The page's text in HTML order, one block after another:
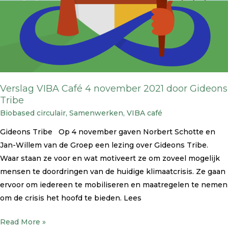
Verslag VIBA Café 4 november 2021 door Gideons
Tribe
Biobased circulair, Samenwerken, VIBA café
Gideons Tribe Op 4 november gaven Norbert Schotte en
Jan-Willem van de Groep een lezing over Gideons Tribe.
Waar staan ze voor en wat motiveert ze om zoveel mogelijk
mensen te doordringen van de huidige klimaatcrisis. Ze gaan
ervoor om iedereen te mobiliseren en maatregelen te nemen
om de crisis het hoofd te bieden. Lees
Read More »